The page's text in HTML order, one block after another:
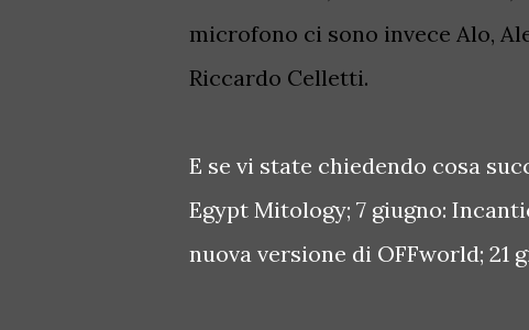
microfono ci sono invece Alo,
Riccardo Celletti.
E se vi state chiedendo cosa
Egypt Mitology; 7 giugno:
nuova versione di OFFworld; 21